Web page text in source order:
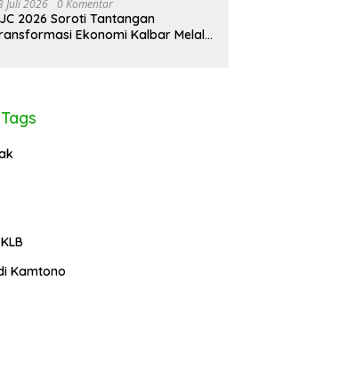
Juli 2026 0 Komentar
2026 Soroti Tantangan
Ekonomi Kalbar Melalui
Kamtono